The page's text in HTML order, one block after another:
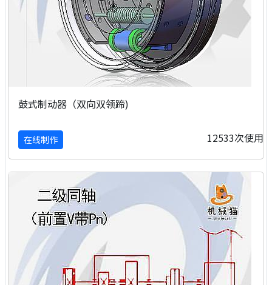
鼓式制动器（双向双领蹄)
在线制作 12533次使用